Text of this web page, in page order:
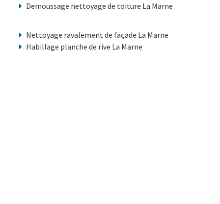
Demoussage nettoyage de toiture La Marne
Nettoyage ravalement de façade La Marne
Habillage planche de rive La Marne